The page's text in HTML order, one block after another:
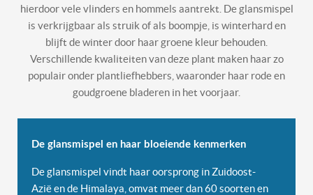
hierdoor vele vlinders en hommels aantrekt. De glansmispel
is verkrijgbaar als struik of als boompje, is winterhard en
blijft de winter door haar groene kleur behouden.
Verschillende kwaliteiten van deze plant maken haar zo
populair onder plantliefhebbers, waaronder haar rode en
goudgroene bladeren in het voorjaar.
De glansmispel en haar bloeiende kenmerken
De glansmispel vindt haar oorsprong in Zuidoost-
Azië en de Himalaya, omvat meer dan 60 soorten en